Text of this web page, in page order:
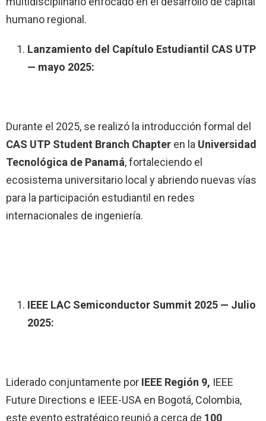
humano regional.
Lanzamiento del Capítulo Estudiantil CAS UTP
— mayo 2025:
Durante el 2025, se realizó la introducción formal del
CAS UTP Student Branch Chapter en la Universidad
Tecnológica de Panamá, fortaleciendo el
ecosistema universitario local y abriendo nuevas vías
para la participación estudiantil en redes
internacionales de ingeniería.
IEEE LAC Semiconductor Summit 2025 — Julio
2025:
Liderado conjuntamente por IEEE Región 9, IEEE
Future Directions e IEEE-USA en Bogotá, Colombia,
este evento estratégico reunió a cerca de 100